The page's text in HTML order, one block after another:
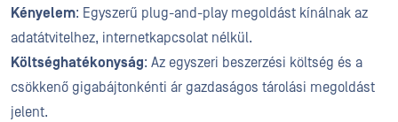
Kényelem: Egyszerű plug-and-play megoldást kínálnak az
adatátvitelhez, internetkapcsolat nélkül.
Költséghatékonyság: Az egyszeri beszerzési költség és a
csökkenő gigabájtonkénti ár gazdaságos tárolási megoldást
jelent.